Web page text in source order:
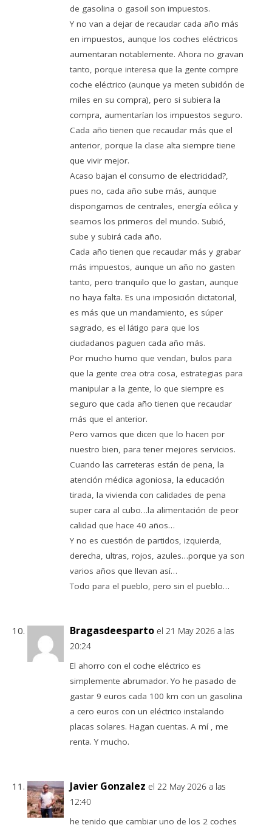
de gasolina o gasoil son impuestos.
Y no van a dejar de recaudar cada año más
en impuestos, aunque los coches eléctricos
aumentaran notablemente. Ahora no gravan
tanto, porque interesa que la gente compre
coche eléctrico (aunque ya meten subidón de
miles en su compra), pero si subiera la
compra, aumentarían los impuestos seguro.
Cada año tienen que recaudar más que el
anterior, porque la clase alta siempre tiene
que vivir mejor.
Acaso bajan el consumo de electricidad?,
pues no, cada año sube más, aunque
dispongamos de centrales, energía eólica y
seamos los primeros del mundo. Subió,
sube y subirá cada año.
Cada año tienen que recaudar más y grabar
más impuestos, aunque un año no gasten
tanto, pero tranquilo que lo gastan, aunque
no haya falta. Es una imposición dictatorial,
es más que un mandamiento, es súper
sagrado, es el látigo para que los
ciudadanos paguen cada año más.
Por mucho humo que vendan, bulos para
que la gente crea otra cosa, estrategias para
manipular a la gente, lo que siempre es
seguro que cada año tienen que recaudar
más que el anterior.
Pero vamos que dicen que lo hacen por
nuestro bien, para tener mejores servicios.
Cuando las carreteras están de pena, la
atención médica agoniosa, la educación
tirada, la vivienda con calidades de pena
super cara al cubo…la alimentación de peor
calidad que hace 40 años…
Y no es cuestión de partidos, izquierda,
derecha, ultras, rojos, azules…porque ya son
varios años que llevan así…
Todo para el pueblo, pero sin el pueblo…
Bragasdeesparto el 21 May 2026 a las
20:24
El ahorro con el coche eléctrico es
simplemente abrumador. Yo he pasado de
gastar 9 euros cada 100 km con un gasolina
a cero euros con un eléctrico instalando
placas solares. Hagan cuentas. A mí , me
renta. Y mucho.
Javier Gonzalez el 22 May 2026 a las
12:40
he tenido que cambiar uno de los 2 coches